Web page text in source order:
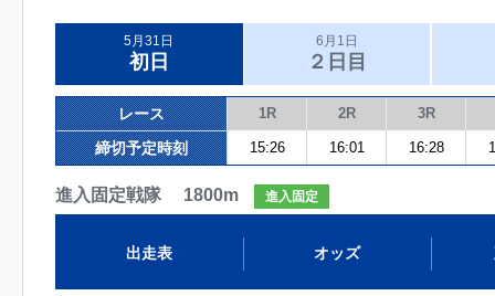
5月31日
初日
6月1日
２日目
レース 1R 2R 3R
締切予定時刻 15:26 16:01 16:28
進入固定戦隊 1800m 進入固定
出走表 オッズ